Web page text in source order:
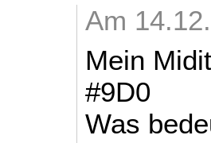
Am
Mein
#9D0
Was